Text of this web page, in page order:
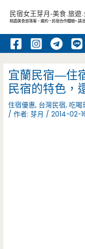
內
民宿女王芽月-美食.旅遊
桃園美食部落客，邀約 -民宿合作體驗~ 請洽
宜蘭民宿—住
民宿的特色，
住宿優惠, 台灣民宿, 吃喝
/ 作者:芽月 /2014-02-